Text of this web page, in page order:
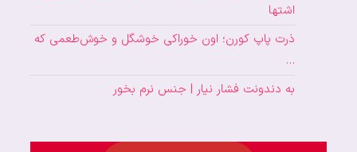
اشتها
ذرت پاپ کورن؛ اون خوراکی خوشگل و خوش‌طعمی که
…
به دندونت فشار نیار | جنس نرم بخور